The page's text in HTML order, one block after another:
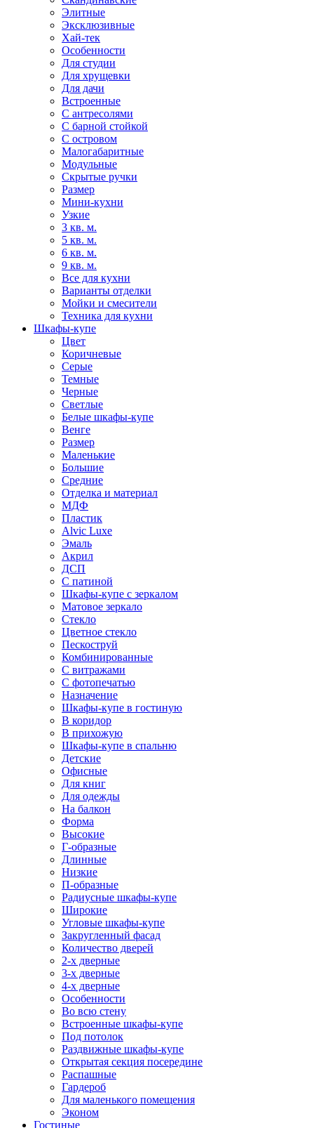
Элитные
Эксклюзивные
Хай-тек
Особенности
Для студии
Для хрущевки
Для дачи
Встроенные
С антресолями
С барной стойкой
С островом
Малогабаритные
Модульные
Скрытые ручки
Размер
Мини-кухни
Узкие
3 кв. м.
5 кв. м.
6 кв. м.
9 кв. м.
Все для кухни
Варианты отделки
Мойки и смесители
Техника для кухни
Шкафы-купе
Цвет
Коричневые
Серые
Темные
Черные
Светлые
Белые шкафы-купе
Венге
Размер
Маленькие
Большие
Средние
Отделка и материал
МДФ
Пластик
Alvic Luxe
Эмаль
Акрил
ДСП
С патиной
Шкафы-купе с зеркалом
Матовое зеркало
Стекло
Цветное стекло
Пескоструй
Комбинированные
С витражами
С фотопечатью
Назначение
Шкафы-купе в гостиную
В коридор
В прихожую
Шкафы-купе в спальню
Детские
Офисные
Для книг
Для одежды
На балкон
Форма
Высокие
Г-образные
Длинные
Низкие
П-образные
Радиусные шкафы-купе
Широкие
Угловые шкафы-купе
Закругленный фасад
Количество дверей
2-х дверные
3-х дверные
4-х дверные
Особенности
Во всю стену
Встроенные шкафы-купе
Под потолок
Раздвижные шкафы-купе
Открытая секция посередине
Распашные
Гардероб
Для маленького помещения
Эконом
Гостиные